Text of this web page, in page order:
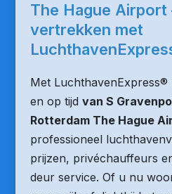
The Hague Airport
vertrekken met
Met
en op tijd van S
Rotterdam The Hague
professioneel
prijzen, privéchauffeurs
deur service. Of u nu